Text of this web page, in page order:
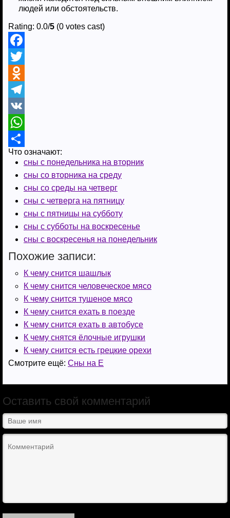
людей или обстоятельств.
Rating: 0.0/5 (0 votes cast)
F
a
c
e
b
o
o
T
w
e
O
d
n
o
k
i
T
e
e
V
K
W
h
p
О
и
Что означают:
сны с понедельника на вторник
сны со вторника на среду
сны со среды на четверг
сны с четверга на пятницу
сны с пятницы на субботу
сны с субботы на воскресенье
сны с воскресенья на понедельник
Похожие записи:
К чему снится шашлык
К чему снится человеческое мясо
К чему снится тушеное мясо
К чему снится ехать в поезде
К чему снится ехать в автобусе
К чему снятся ёлочные игрушки
К чему снится есть грецкие орехи
Смотрите ещё: Сны на Е
Оставить свой комментарий